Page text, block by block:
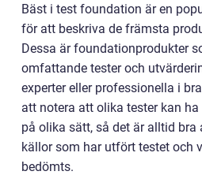
Bäst i test foundation är en
för att beskriva de främsta
Dessa är foundationprodukter
omfattande tester och
experter eller professionella i
att notera att olika tester kan
på olika sätt, så det är alltid bra
källor som har utfört testet och
bedömts.